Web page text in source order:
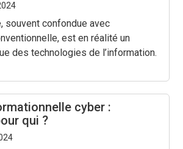
souvent confondue avec
est en réalité un
des technologies de l’information.
cyber :
qui ?